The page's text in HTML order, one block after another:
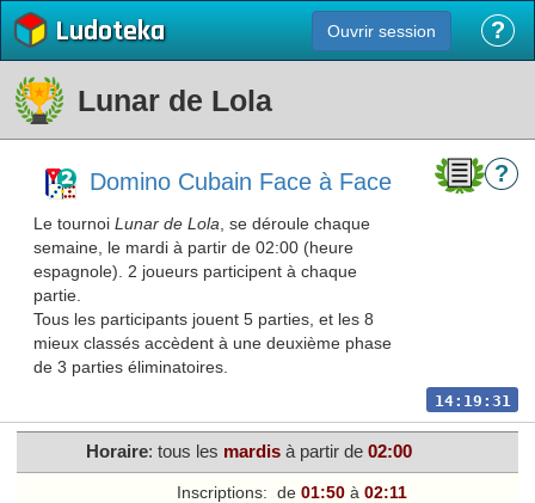
Ludoteka Ouvrir session ?
Lunar de Lola
Domino Cubain Face à Face
Le tournoi Lunar de Lola , se déroule chaque
semaine, le mardi à partir de 02:00 (heure
espagnole). 2 joueurs participent à chaque
partie.
Tous les participants jouent 5 parties, et les 8
mieux classés accèdent à une deuxième phase
de 3 parties éliminatoires.
?
14:19:31
Horaire: tous les mardis à partir de02:00
Inscriptions: de 01:50 à 02:11